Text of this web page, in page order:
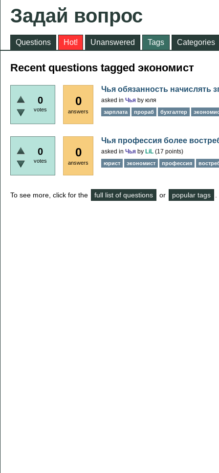
Задай вопрос
Questions Hot! Unanswered Tags Categories
Recent questions tagged экономист
0
votes
0
answers
Чья обязанность начислять
asked in Чья by юля
зарплата прораб бухгалтер
0
votes
0
answers
Чья профессия более
asked in Чья by LiL (17 points)
юрист экономист профессия
To see more, click for the full list of questions or popular tags